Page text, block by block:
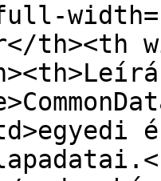
th><th